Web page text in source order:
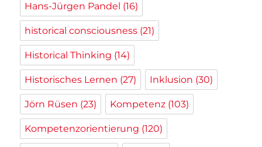
Hans-Jürgen Pandel (16)
historical consciousness (21)
Historical Thinking (14)
Historisches Lernen (27) Inklusion (30)
Jörn Rüsen (23) Kompetenz (103)
Kompetenzorientierung (120)